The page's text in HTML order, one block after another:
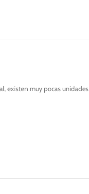
existen muy pocas unidades